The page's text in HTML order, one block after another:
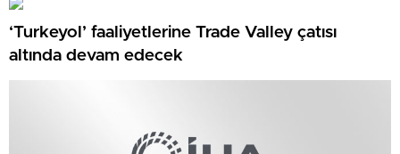
‘Turkeyol’ faaliyetlerine Trade Valley çatısı
altında devam edecek